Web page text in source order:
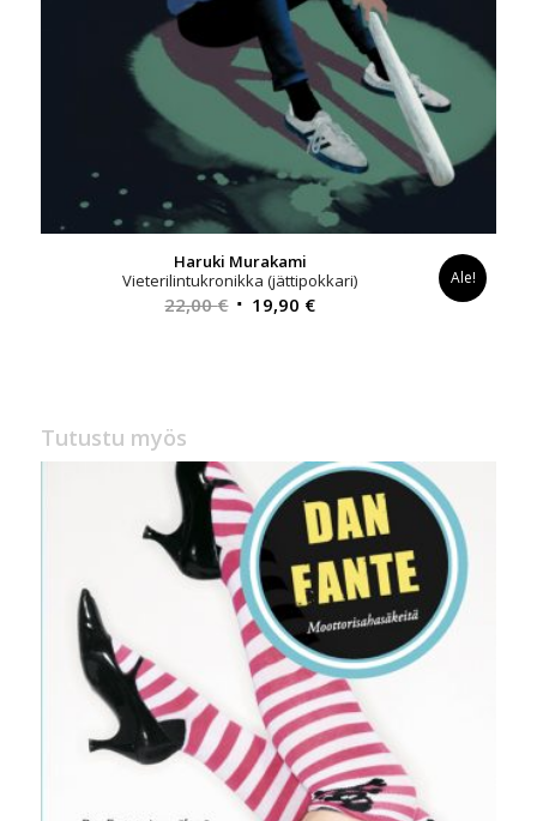
Haruki Murakami
Vieterilintukronikka (jättipokkari)
22,00€ Alkuperäinen
19,90 €Nykyinen
Ale!
Tutustu myös